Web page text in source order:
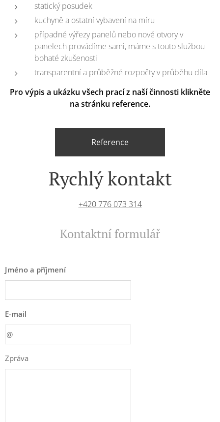
statický posudek
kuchyně a ostatní vybavení na míru
případné výřezy panelů nebo nové otvory v
panelech provádíme sami, máme s touto službou
bohaté zkušenosti
transparentní a průběžné rozpočty v průběhu díla
Pro výpis a ukázku všech prací z naší činnosti klikněte
na stránku reference.
Reference
Rychlý kontakt
+420 776 073 314
Kontaktní formulář
Jméno a příjmení
E-mail
Zpráva